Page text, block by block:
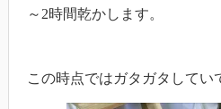
～2時間乾かします。
この時点ではガタガタしてい